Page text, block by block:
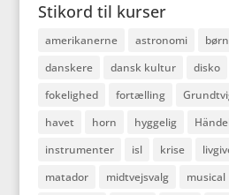
Stikord til kurser
amerikanerne astronomi børn
danskere
dansk kultur disko
fokelighed
fortælling
havet
horn hyggelig
instrumenter
isl krise
matador
midtvejsvalg musical